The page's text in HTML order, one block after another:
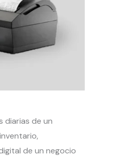
diarias de un
de un negocio